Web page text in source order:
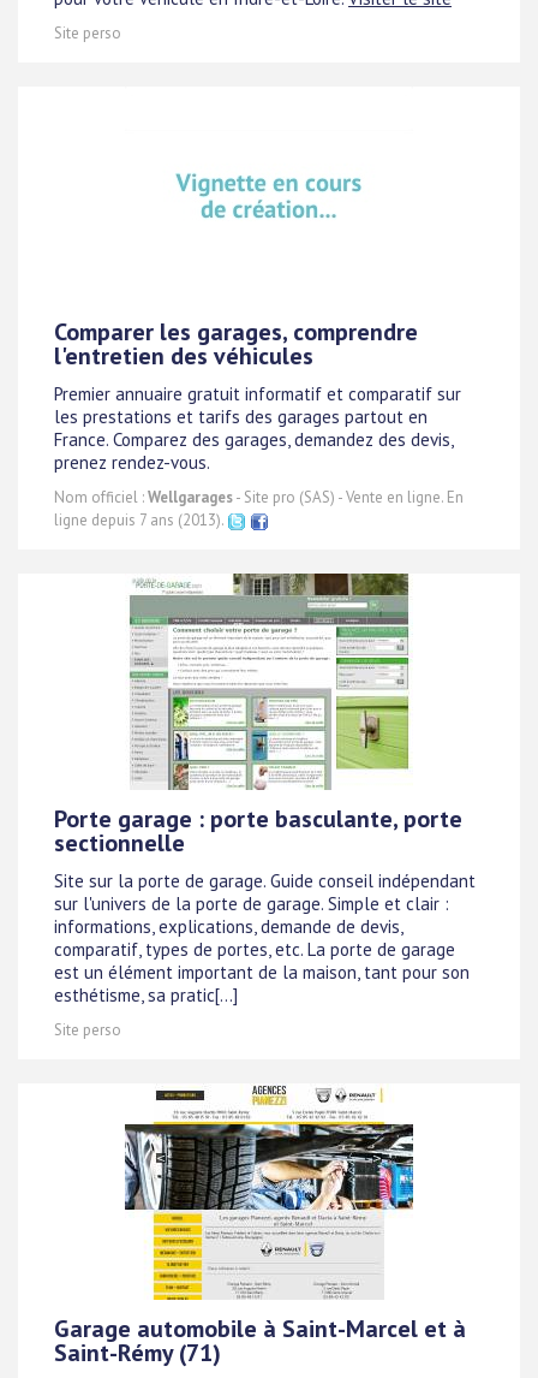
Site perso
Comparer les garages, comprendre
l'entretien des véhicules
Premier annuaire gratuit informatif et comparatif sur
les prestations et tarifs des garages partout en
France. Comparez des garages, demandez des devis,
prenez rendez-vous.
Nom officiel :Wellgarages- Site pro (SAS) - Vente en ligne. En
ligne depuis 7 ans (2013).
Porte garage : porte basculante, porte
sectionnelle
Site sur la porte de garage. Guide conseil indépendant
sur l'univers de la porte de garage. Simple et clair :
informations, explications, demande de devis,
comparatif, types de portes, etc. La porte de garage
est un élément important de la maison, tant pour son
esthétisme, sa pratic[...]
Site perso
Garage automobile à Saint-Marcel et à
Saint-Rémy (71)